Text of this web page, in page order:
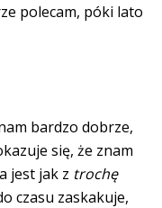
polecam, póki lato
bardzo dobrze,
się, że znam
jest jak z trochę
czasu zaskakuje,